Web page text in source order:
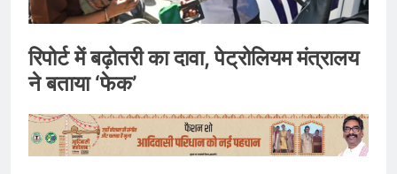
रिपोर्ट में बढ़ोतरी का दावा, पेट्रोलियम मंत्रालय
ने बताया ‘फेक’